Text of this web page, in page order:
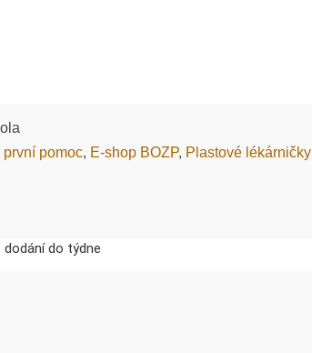
první pomoc, E-shop BOZP, Plastové lékárničky
do týdne